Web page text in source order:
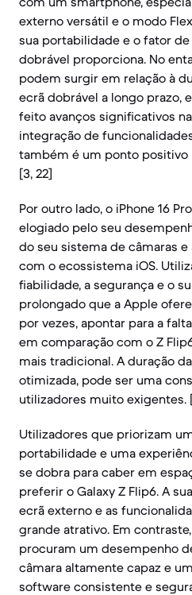
externo versátil e o modo
sua portabilidade e o fator
dobrável proporciona. No
podem surgir em relação à
ecrã dobrável a longo prazo,
feito avanços significativos
integração de
também é um ponto positivo
[3, 22]
Por outro lado, o iPhone 16
elogiado pelo seu
do seu sistema de câmaras
com o ecossistema iOS.
fiabilidade, a segurança e o
prolongado que a Apple
por vezes, apontar para a
em comparação com o Z
mais tradicional. A duração
otimizada, pode ser uma
utilizadores muito exigentes.
Utilizadores que priorizam
portabilidade e uma
se dobra para caber em
preferir o Galaxy Z Flip6. A
ecrã externo e as
grande atrativo. Em
procuram um desempenho
câmara altamente capaz e
software consistente e